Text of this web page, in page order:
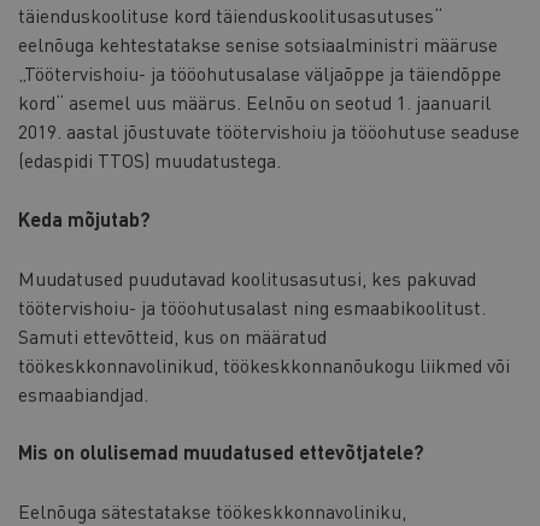
täienduskoolituse kord täienduskoolitusasutuses“
eelnõuga kehtestatakse senise sotsiaalministri määruse
„Töötervishoiu- ja tööohutusalase väljaõppe ja täiendõppe
kord“ asemel uus määrus. Eelnõu on seotud 1. jaanuaril
2019. aastal jõustuvate töötervishoiu ja tööohutuse seaduse
(edaspidi TTOS) muudatustega.
Keda mõjutab?
Muudatused puudutavad koolitusasutusi, kes pakuvad
töötervishoiu- ja tööohutusalast ning esmaabikoolitust.
Samuti ettevõtteid, kus on määratud
töökeskkonnavolinikud, töökeskkonnanõukogu liikmed või
esmaabiandjad.
Mis on olulisemad muudatused ettevõtjatele?
Eelnõuga sätestatakse töökeskkonnavoliniku,